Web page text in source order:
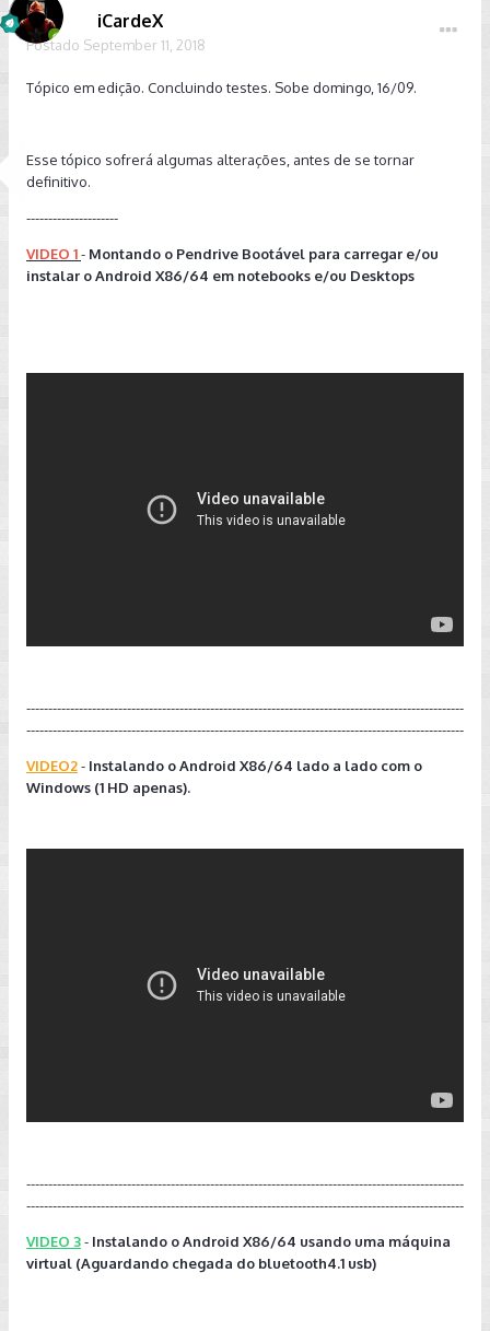
iCardeX
Postado September 11, 2018
Tópico em edição. Concluindo testes. Sobe domingo, 16/09.
Esse tópico sofrerá algumas alterações, antes de se tornar
definitivo.
---------------------
VIDEO 1- Montando o Pendrive Bootável para carregar e/ou
instalar o Android X86/64 em notebooks e/ou Desktops
----------------------------------------------------------------------------------------------------
----------------------------------------------------------------------------------------------------
VIDEO2- Instalando o Android X86/64 lado a lado com o
Windows (1 HD apenas).
----------------------------------------------------------------------------------------------------
----------------------------------------------------------------------------------------------------
VIDEO 3- Instalando o Android X86/64 usando uma máquina
virtual (Aguardando chegada do bluetooth4.1 usb)